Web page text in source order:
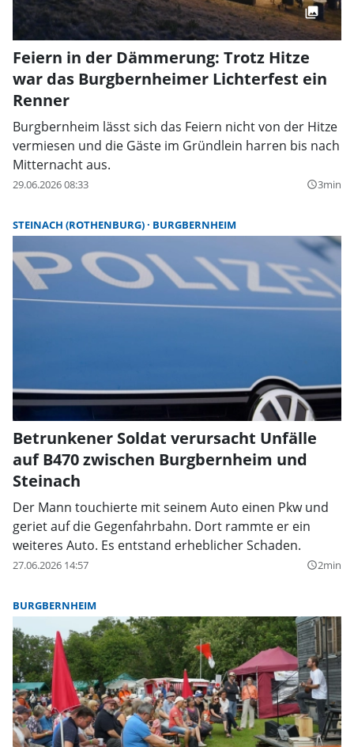
Feiern in der Dämmerung: Trotz Hitze
war das Burgbernheimer Lichterfest ein
Renner
Burgbernheim lässt sich das Feiern nicht von der Hitze
vermiesen und die Gäste im Gründlein harren bis nach
Mitternacht aus.
29.06.2026 08:33 query_builder3min
STEINACH (ROTHENBURG) BURGBERNHEIM
Betrunkener Soldat verursacht Unfälle
auf B470 zwischen Burgbernheim und
Steinach
Der Mann touchierte mit seinem Auto einen Pkw und
geriet auf die Gegenfahrbahn. Dort rammte er ein
weiteres Auto. Es entstand erheblicher Schaden.
27.06.2026 14:57 query_builder2min
BURGBERNHEIM